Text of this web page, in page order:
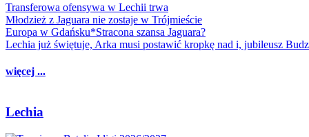
Transferowa ofensywa w Lechii trwa
Młodzież z Jaguara nie zostaje w Trójmieście
Europa w Gdańsku*Stracona szansa Jaguara?
Lechia już świętuje, Arka musi postawić kropkę nad i, jubileusz
więcej ...
Lechia